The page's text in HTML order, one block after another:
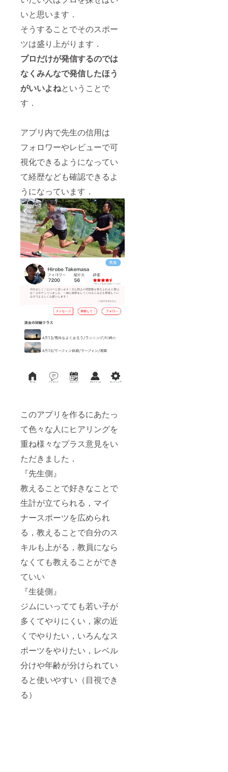
いと思います．
そうすることでそのスポー
ツは盛り上がります．
プロだけが発信するのでは
なくみんなで発信したほう
がいいよねということで
す．
アプリ内で先生の信用は
フォロワーやレビューで可
視化できるようになってい
て経歴なども確認できるよ
うになっています．
このアプリを作るにあたっ
て色々な人にヒアリングを
重ね様々なプラス意見をい
ただきました．
『先生側』
教えることで好きなことで
生計が立てられる，マイ
ナースポーツを広められ
る，教えることで自分のス
キルも上がる，教員になら
なくても教えることができ
ていい
『生徒側』
ジムにいってても若い子が
多くてやりにくい，家の近
くでやりたい，いろんなス
ポーツをやりたい，レベル
分けや年齢が分けられてい
ると使いやすい（目視でき
る）